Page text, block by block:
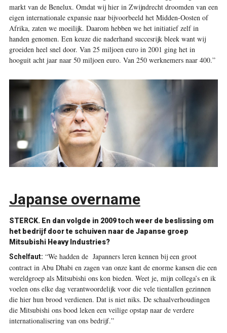
markt van de Benelux. Omdat wij hier in Zwijndrecht droomden van een
eigen internationale expansie naar bijvoorbeeld het Midden-Oosten of
Afrika, zaten we moeilijk. Daarom hebben we het initiatief zelf in
handen genomen. Een keuze die naderhand succesrijk bleek want wij
groeiden heel snel door. Van 25 miljoen euro in 2001 ging het in
hooguit acht jaar naar 50 miljoen euro. Van 250 werknemers naar 400.”
Japanse overname
STERCK. En dan volgde in 2009 toch weer de beslissing om
het bedrijf door te schuiven naar de Japanse groep
Mitsubishi Heavy Industries?
Schelfaut: “We hadden de Japanners leren kennen bij een groot
contract in Abu Dhabi en zagen van onze kant de enorme kansen die een
wereldgroep als Mitsubishi ons kon bieden. Weet je, mijn collega’s en ik
voelen ons elke dag verantwoordelijk voor die vele tientallen gezinnen
die hier hun brood verdienen. Dat is niet niks. De schaalverhoudingen
die Mitsubishi ons bood leken een veilige opstap naar de verdere
internationalisering van ons bedrijf.”